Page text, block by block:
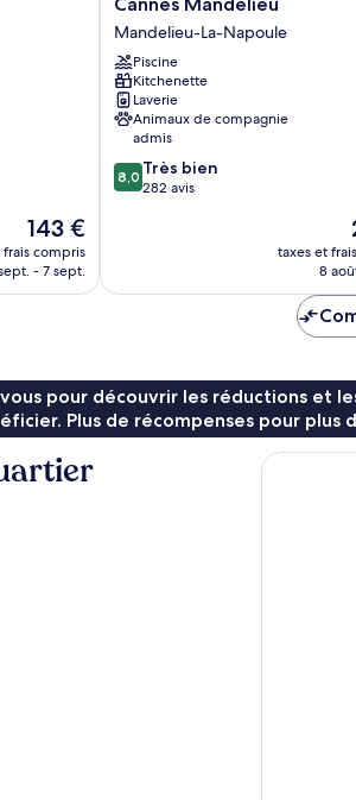
Le
nouveau
prix
143 €
frais compris
- 7 sept.
Residence
Cannes
Mandelieu
Mandelieu-
La-
Napoule
Mandelieu-La-Napoule
Piscine
Kitchenette
Laverie
Animaux de compagnie
admis
8.0
sur
8,0 Très bien
282 avis
taxes et
8
pour découvrir les réductions et
Plus de récompenses pour plus